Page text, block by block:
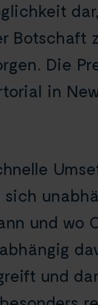
Botschaft
Die
in
und wo
und